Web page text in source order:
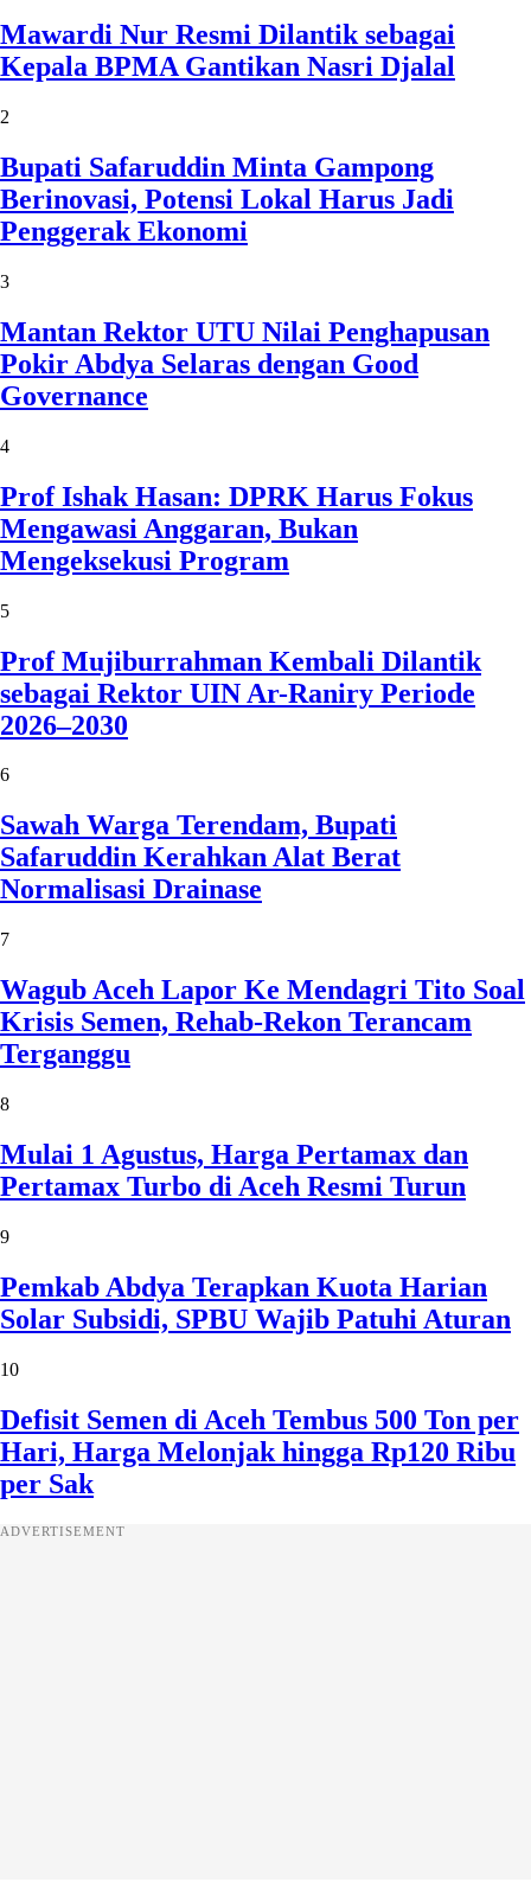
Mawardi Nur Resmi Dilantik sebagai
Kepala BPMA Gantikan Nasri Djalal
2
Bupati Safaruddin Minta Gampong
Berinovasi, Potensi Lokal Harus Jadi
Penggerak Ekonomi
3
Mantan Rektor UTU Nilai Penghapusan
Pokir Abdya Selaras dengan Good
Governance
4
Prof Ishak Hasan: DPRK Harus Fokus
Mengawasi Anggaran, Bukan
Mengeksekusi Program
5
Prof Mujiburrahman Kembali Dilantik
sebagai Rektor UIN Ar-Raniry Periode
2026–2030
6
Sawah Warga Terendam, Bupati
Safaruddin Kerahkan Alat Berat
Normalisasi Drainase
7
Wagub Aceh Lapor Ke Mendagri Tito Soal
Krisis Semen, Rehab-Rekon Terancam
Terganggu
8
Mulai 1 Agustus, Harga Pertamax dan
Pertamax Turbo di Aceh Resmi Turun
9
Pemkab Abdya Terapkan Kuota Harian
Solar Subsidi, SPBU Wajib Patuhi Aturan
10
Defisit Semen di Aceh Tembus 500 Ton per
Hari, Harga Melonjak hingga Rp120 Ribu
per Sak
ADVERTISEMENT